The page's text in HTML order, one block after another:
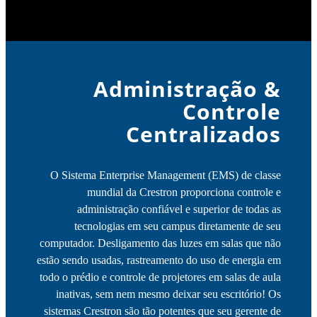
Administração &
Controle
Centralizados
O Sistema Enterprise Management (EMS) de classe
mundial da Crestron proporciona controle e
administração confiável e superior de todas as
tecnologias em seu campus diretamente de seu
computador. Desligamento das luzes em salas que não
estão sendo usadas, rastreamento do uso de energia em
todo o prédio e controle de projetores em salas de aula
inativas, sem nem mesmo deixar seu escritório! Os
sistemas Crestron são tão potentes que seu gerente de